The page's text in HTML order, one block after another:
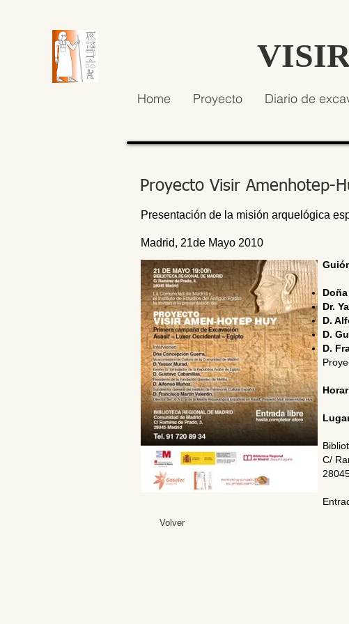
Home Proyecto Diario de
Proyecto Visir Amenhotep-
Presentación de la misión arquelógica
Madrid, 21de Mayo 2010
Dr.
D.
D.
D.
C/
Volver